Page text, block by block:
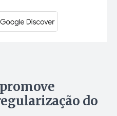
do